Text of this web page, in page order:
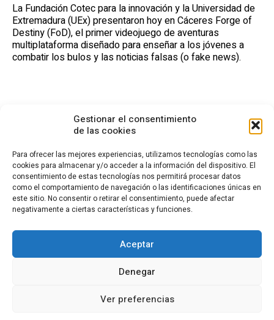
Gestionar el consentimiento
de las cookies
Para ofrecer las mejores experiencias, utilizamos tecnologías como las
cookies para almacenar y/o acceder a la información del dispositivo. El
consentimiento de estas tecnologías nos permitirá procesar datos
como el comportamiento de navegación o las identificaciones únicas en
este sitio. No consentir o retirar el consentimiento, puede afectar
negativamente a ciertas características y funciones.
Aceptar
Denegar
Ver preferencias
La Fundación Cotec para la innovación y la Universidad de
Extremadura (UEx) presentaron hoy en Cáceres Forge of
Destiny (FoD), el primer videojuego de aventuras
multiplataforma diseñado para enseñar a los jóvenes a
combatir los bulos y las noticias falsas (o fake news).
CONTACTO
Calle Cea Bermúdez, 3
28003 - Madrid. España
fundacion.cotec@cotec.es
POLÍTICA DE PRIVACIDAD